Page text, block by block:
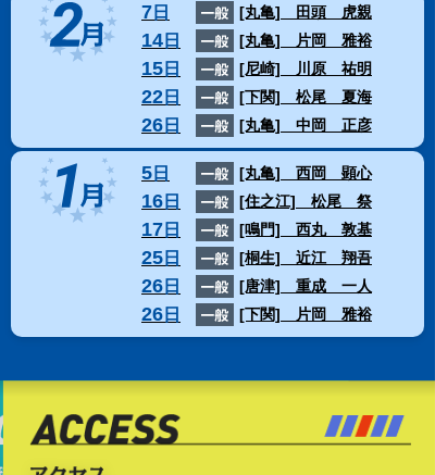
7日 [丸亀] 田頭 虎親
14日 [丸亀] 片岡 雅裕
15日 [尼崎] 川原 祐明
22日 [下関] 松尾 夏海
26日 [丸亀] 中岡 正彦
5日 [丸亀] 西岡 顕心
16日 [住之江] 松尾 祭
17日 [鳴門] 西丸 敦基
25日 [桐生] 近江 翔吾
26日 [唐津] 重成 一人
26日 [下関] 片岡 雅裕